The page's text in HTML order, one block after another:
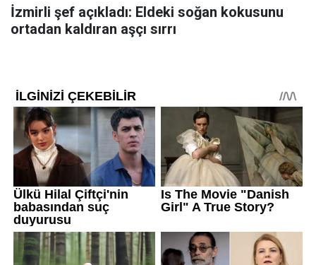
İzmirli şef açıkladı: Eldeki soğan kokusunu
ortadan kaldıran aşçı sırrı